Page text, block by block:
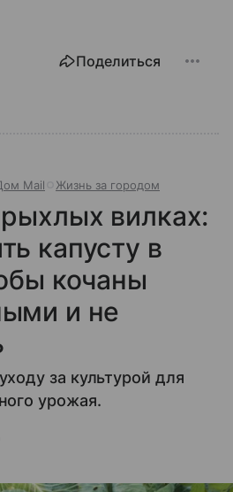
Поделиться
Mail Жизнь за городом
вилках:
капусту в
кочаны
и не
за культурой для
урожая.